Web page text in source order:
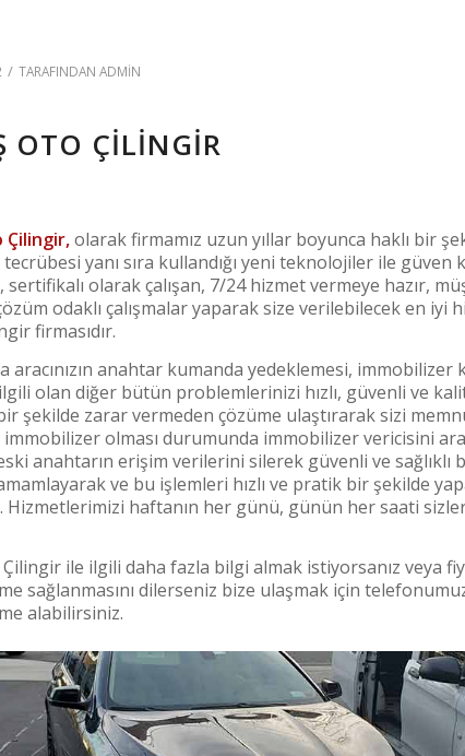
/ TARAFINDAN ADMIN
OTO ÇILINGIR
Çilingir,olarak firmamız uzun yıllar boyunca haklı bir
yanı sıra kullandığı yeni teknolojiler ile güven
sertifikalı olarak çalışan, 7/24 hizmet vermeye hazır,
odaklı çalışmalar yaparak size verilebilecek en iyi
firmasıdır.
aracınızın anahtar kumanda yedeklemesi,
olan diğer bütün problemlerinizi hızlı, güvenli ve
şekilde zarar vermeden çözüme ulaştırarak sizi
immobilizer olması durumunda immobilizer vericisini
anahtarın erişim verilerini silerek güvenli ve sağlıklı
ve bu işlemleri hızlı ve pratik bir şekilde
Hizmetlerimizi haftanın her günü, günün her saati
ile ilgili daha fazla bilgi almak istiyorsanız veya
sağlanmasını dilerseniz bize ulaşmak için
alabilirsiniz.